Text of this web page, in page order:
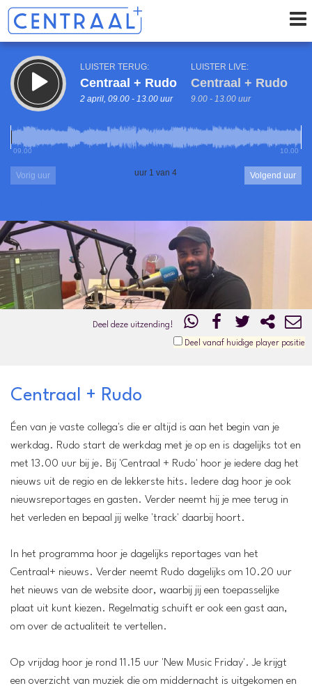
LUISTER TERUG:
Centraal + Rudo
2 april, 09.00 - 13.00 uur
LUISTER LIVE:
Centraal + Rudo
9.00 - 13.00 uur
09.00 10.00
Vorig uur uur 1 van 4 Volgend uur
Deel deze uitzending!
Deel vanaf huidige player positie
Centraal + Rudo
Éen van je vaste collega's die er altijd is aan het begin van je
werkdag. Rudo start de werkdag met je op en is dagelijks tot en
met 13.00 uur bij je. Bij 'Centraal + Rudo' hoor je iedere dag het
nieuws uit de regio en de lekkerste hits. Iedere dag hoor je ook
nieuwsreportages en gasten. Verder neemt hij je mee terug in
het verleden en bepaal jij welke 'track' daarbij hoort.
In het programma hoor je dagelijks reportages van het
Centraal+ nieuws. Verder neemt Rudo dagelijks om 10.20 uur
het nieuws van de website door, waarbij jij een toepasselijke
plaat uit kunt kiezen. Regelmatig schuift er ook een gast aan,
om over de actualiteit te vertellen.
Op vrijdag hoor je rond 11.15 uur 'New Music Friday'. Je krijgt
een overzicht van muziek die om middernacht is uitgekomen en